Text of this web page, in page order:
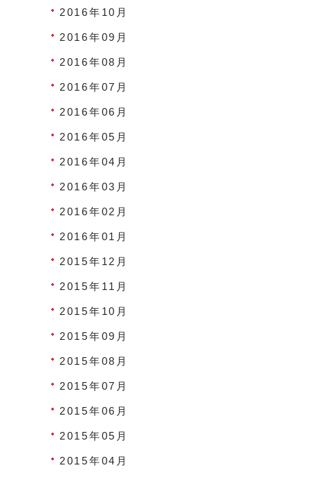
2016年10月
2016年09月
2016年08月
2016年07月
2016年06月
2016年05月
2016年04月
2016年03月
2016年02月
2016年01月
2015年12月
2015年11月
2015年10月
2015年09月
2015年08月
2015年07月
2015年06月
2015年05月
2015年04月